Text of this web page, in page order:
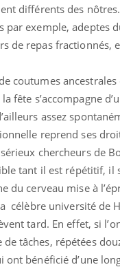
différents des
par exemple, adeptes
de repas fractionnés,
coutumes
la fête s’accompagne
assez
reprend ses
chercheurs de
tant il est répétitif, il
du cerveau mise à
la célèbre université
tard. En effet, si
tâches, répétées
ont bénéficié d’une
: un cas
chez un touriste
France
infantile : un
s’interroge sur
taux élevé en France